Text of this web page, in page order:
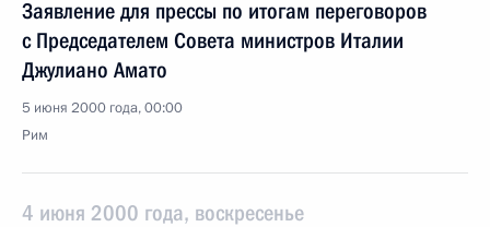
Заявление для прессы по итогам переговоров
с Председателем Совета министров Италии
Джулиано Амато
5 июня 2000 года, 00:00
Рим
4 июня 2000 года, воскресенье